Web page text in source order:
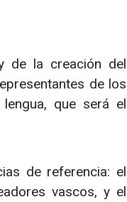
de la creación del
de los
que será el
de referencia: el
vascos, y el